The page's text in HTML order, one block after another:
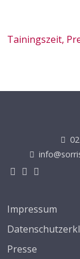
Tainingszeit,
Impressum
Presse